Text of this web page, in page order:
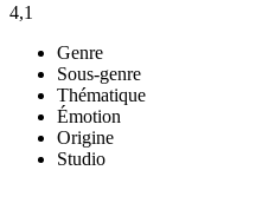
4,1
Genre
Sous-genre
Thématique
Émotion
Origine
Studio